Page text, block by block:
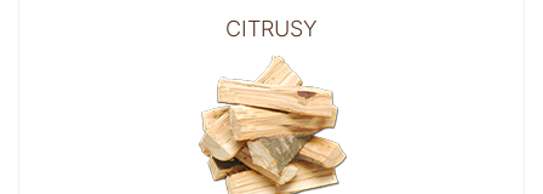
CITRUSY